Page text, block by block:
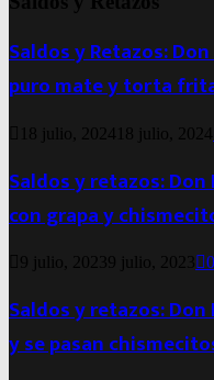
Saldos y Retazos:
puro mate y torta
18 julio, 2024 18 julio, 2024
Saldos y retazos: Don
con grapa y
9 julio, 20239 julio, 2023 0
Saldos y retazos:
y se pasan